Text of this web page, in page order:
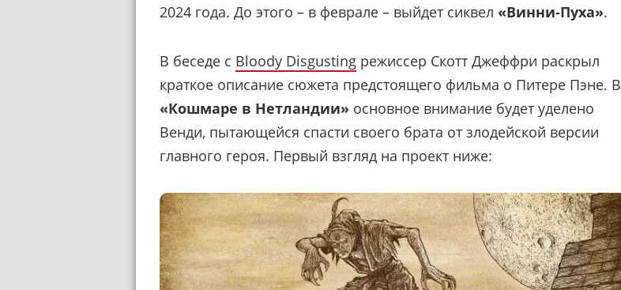
2024 года. До этого – в феврале – выйдет сиквел «Винни-Пуха».
В беседе с Bloody Disgusting режиссер Скотт Джеффри раскрыл
краткое описание сюжета предстоящего фильма о Питере Пэне. В
«Кошмаре в Нетландии» основное внимание будет уделено
Венди, пытающейся спасти своего брата от злодейской версии
главного героя. Первый взгляд на проект ниже: